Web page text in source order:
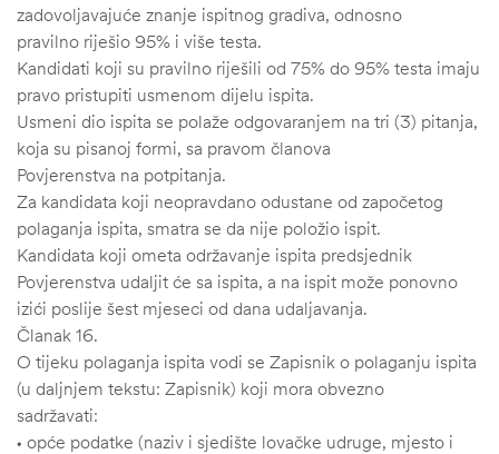
zadovoljavajuće znanje ispitnog gradiva, odnosno
pravilno riješio 95% i više testa.
Kandidati koji su pravilno riješili od 75% do 95% testa imaju
pravo pristupiti usmenom dijelu ispita.
Usmeni dio ispita se polaže odgovaranjem na tri (3) pitanja,
koja su pisanoj formi, sa pravom članova
Povjerenstva na potpitanja.
Za kandidata koji neopravdano odustane od započetog
polaganja ispita, smatra se da nije položio ispit.
Kandidata koji ometa održavanje ispita predsjednik
Povjerenstva udaljit će sa ispita, a na ispit može ponovno
izići poslije šest mjeseci od dana udaljavanja.
Članak 16.
O tijeku polaganja ispita vodi se Zapisnik o polaganju ispita
(u daljnjem tekstu: Zapisnik) koji mora obvezno
sadržavati:
• opće podatke (naziv i sjedište lovačke udruge, mjesto i